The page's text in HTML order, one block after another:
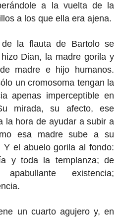
a la vuelta de la
a los que ella era ajena.
la flauta de Bartolo se
Dian, la madre gorila y
madre e hijo humanos.
un cromosoma tengan la
apenas imperceptible en
mirada, su afecto, ese
la hora de ayudar a subir a
esa madre sube a su
el abuelo gorila al fondo:
y toda la templanza; de
existencia;
un cuarto agujero y, en